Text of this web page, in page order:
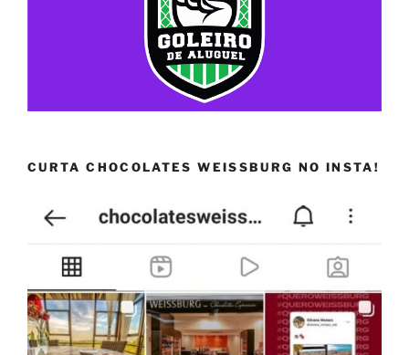
CURTA CHOCOLATES WEISSBURG NO INSTA!